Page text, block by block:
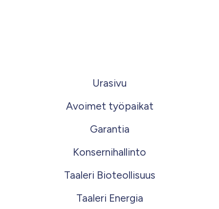
Urasivu
Avoimet työpaikat
Garantia
Konsernihallinto
Taaleri Bioteollisuus
Taaleri Energia